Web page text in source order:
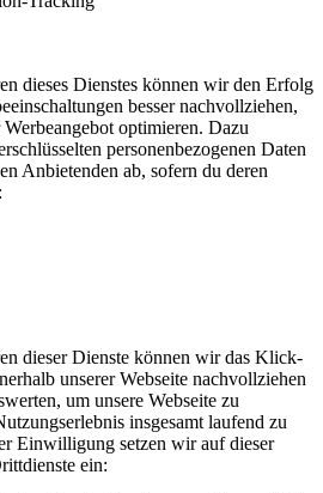
dieses Dienstes können wir den Erfolg
besser nachvollziehen,
optimieren. Dazu
personenbezogenen Daten
Anbietenden ab, sofern du deren
dieser Dienste können wir das Klick-
unserer Webseite nachvollziehen
um unsere Webseite zu
insgesamt laufend zu
Einwilligung setzen wir auf dieser
ein: